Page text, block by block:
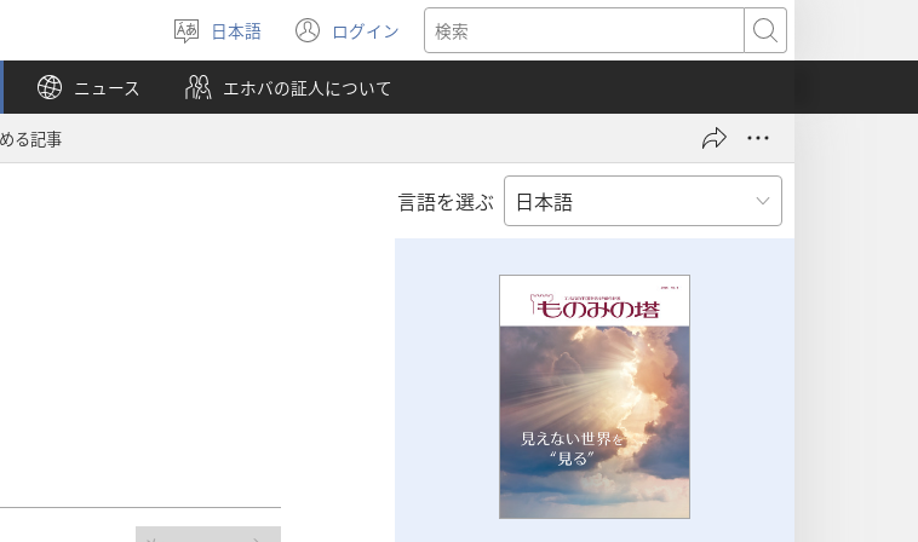
言
語
を
選
日本語 ログイン
（新
し
い
タ
で
検
索
ニュース エホバの証人について
る記事
言語を選ぶ